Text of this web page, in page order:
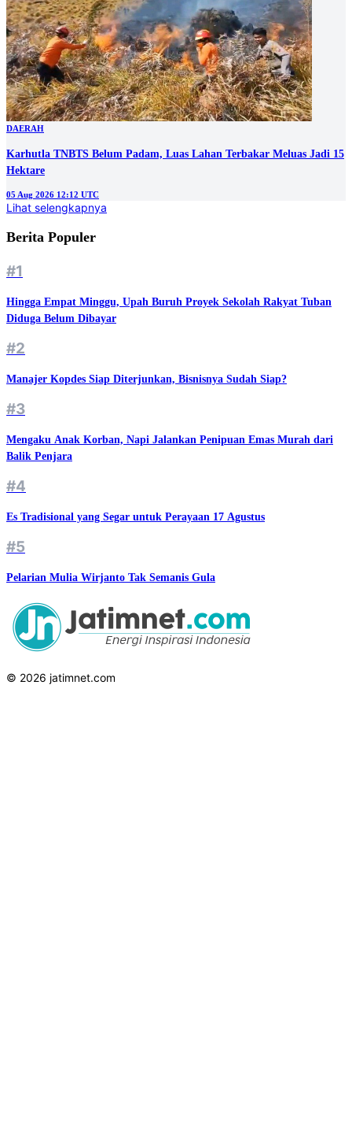
DAERAH
Karhutla TNBTS Belum Padam, Luas Lahan Terbakar Meluas Jadi 15
Hektare
05 Aug 2026 12:12 UTC
Lihat selengkapnya
Berita Populer
#1
Hingga Empat Minggu, Upah Buruh Proyek Sekolah Rakyat Tuban
Diduga Belum Dibayar
#2
Manajer Kopdes Siap Diterjunkan, Bisnisnya Sudah Siap?
#3
Mengaku Anak Korban, Napi Jalankan Penipuan Emas Murah dari
Balik Penjara
#4
Es Tradisional yang Segar untuk Perayaan 17 Agustus
#5
Pelarian Mulia Wirjanto Tak Semanis Gula
© 2026 jatimnet.com